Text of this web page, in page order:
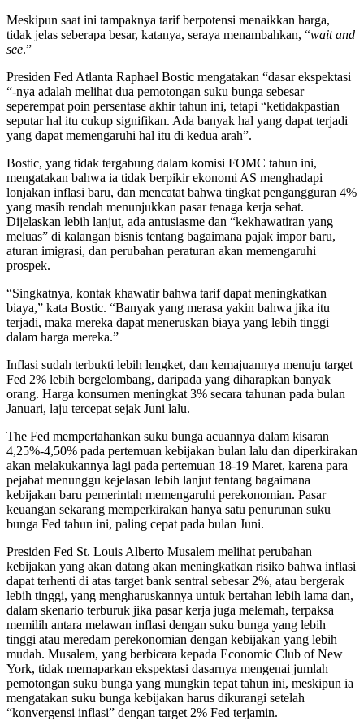
Meskipun saat ini tampaknya tarif berpotensi menaikkan harga,
tidak jelas seberapa besar, katanya, seraya menambahkan, “wait and
see.”
Presiden Fed Atlanta Raphael Bostic mengatakan “dasar ekspektasi
“-nya adalah melihat dua pemotongan suku bunga sebesar
seperempat poin persentase akhir tahun ini, tetapi “ketidakpastian
seputar hal itu cukup signifikan. Ada banyak hal yang dapat terjadi
yang dapat memengaruhi hal itu di kedua arah”.
Bostic, yang tidak tergabung dalam komisi FOMC tahun ini,
mengatakan bahwa ia tidak berpikir ekonomi AS menghadapi
lonjakan inflasi baru, dan mencatat bahwa tingkat pengangguran 4%
yang masih rendah menunjukkan pasar tenaga kerja sehat.
Dijelaskan lebih lanjut, ada antusiasme dan “kekhawatiran yang
meluas” di kalangan bisnis tentang bagaimana pajak impor baru,
aturan imigrasi, dan perubahan peraturan akan memengaruhi
prospek.
“Singkatnya, kontak khawatir bahwa tarif dapat meningkatkan
biaya,” kata Bostic. “Banyak yang merasa yakin bahwa jika itu
terjadi, maka mereka dapat meneruskan biaya yang lebih tinggi
dalam harga mereka.”
Inflasi sudah terbukti lebih lengket, dan kemajuannya menuju target
Fed 2% lebih bergelombang, daripada yang diharapkan banyak
orang. Harga konsumen meningkat 3% secara tahunan pada bulan
Januari, laju tercepat sejak Juni lalu.
The Fed mempertahankan suku bunga acuannya dalam kisaran
4,25%-4,50% pada pertemuan kebijakan bulan lalu dan diperkirakan
akan melakukannya lagi pada pertemuan 18-19 Maret, karena para
pejabat menunggu kejelasan lebih lanjut tentang bagaimana
kebijakan baru pemerintah memengaruhi perekonomian. Pasar
keuangan sekarang memperkirakan hanya satu penurunan suku
bunga Fed tahun ini, paling cepat pada bulan Juni.
Presiden Fed St. Louis Alberto Musalem melihat perubahan
kebijakan yang akan datang akan meningkatkan risiko bahwa inflasi
dapat terhenti di atas target bank sentral sebesar 2%, atau bergerak
lebih tinggi, yang mengharuskannya untuk bertahan lebih lama dan,
dalam skenario terburuk jika pasar kerja juga melemah, terpaksa
memilih antara melawan inflasi dengan suku bunga yang lebih
tinggi atau meredam perekonomian dengan kebijakan yang lebih
mudah. Musalem, yang berbicara kepada Economic Club of New
York, tidak memaparkan ekspektasi dasarnya mengenai jumlah
pemotongan suku bunga yang mungkin tepat tahun ini, meskipun ia
mengatakan suku bunga kebijakan harus dikurangi setelah
“konvergensi inflasi” dengan target 2% Fed terjamin.